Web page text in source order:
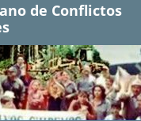
de Conflictos